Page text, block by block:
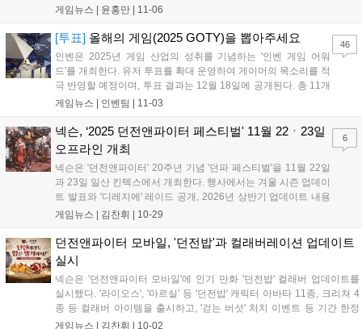
이번 ‘던파 페스티벌’은 11월 22일과 23일 양일간 일산 킨텍스 제
의 서비스 여정을 되돌아...
게임뉴스 | 윤홍만 11-06
[투표] 올해의 게임(2025 GOTY)을 뽑아주세요
인벤은 2025년 게임 산업의 성취를 기념하는 '인벤 게임 어워
드'를 개최한다. 유저 투표를 확대 운영하여 게이머의 목소리를 적
극 반영할 예정이며, 투표 결과는 12월 18일에 공개된다. 총 11개
부문에서 유저 투표로 수상작을 결정하며, '올해의 게임'과 '최고
지 진행되며, 참여자에게는 추첨을 통해 경품을 제공하는 이벤트
도 진행한다....
게임뉴스 | 인벤팀 11-03
46
넥슨, ‘2025 던전앤파이터 페스티벌' 11월 22ㆍ23일
오프라인 개최
넥슨은 '던전앤파이터' 20주년 기념 '던파 페스티벌'을 11월 22일
과 23일 일산 킨텍스에서 개최한다. 행사에서는 겨울 시즌 업데이
트 발표와 '디레지에' 레이드 공개, 2026년 상반기 업데이트 내용
발표가 예정되어 있다. 2차 창작 행사 '플레이마켓', '아라드 아케
다. 입장권은 11월 7일 오후 7시부터 티켓링크에서 예매할 수 있
다....
게임뉴스 | 김찬휘 10-29
6
던전앤파이터 모바일, '던전밥'과 컬래버레이션 업데이트
실시
넥슨은 '던전앤파이터 모바일'에 인기 만화 '던전밥' 컬래버 업데이트를
실시했다. '라이오스', '마르실' 등 '던전밥' 캐릭터 아바타 11종, 크리쳐 4
종 등 컬래버 아이템을 출시하고, '걷는 버섯' 처치 이벤트 등 기간 한정
콘텐츠를 추가했다. 11월 6일까지 '센시의 특제 버섯 전골' 제작, NPC 임
게임뉴스 | 김찬휘 10-02